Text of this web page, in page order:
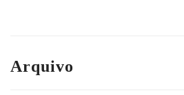
Arquivo